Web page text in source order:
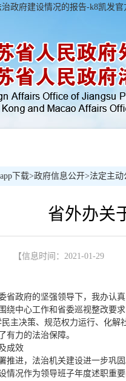
政府建设情况的报告-k8凯发官
下载>政府信息公开>法定主动
省外办关
【信息时间：2021-01-29
省政府的坚强领导下，我办认
绕中心工作和省委巡视整改要
民主决策、规范权力运行、化
有力的法治保障。
成效
推进，法治机关建设进一步巩
情况作为领导班子年度述职重